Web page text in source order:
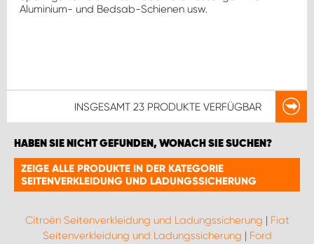
Aluminium- und Bedsab-Schienen usw.
INSGESAMT 23 PRODUKTE VERFÜGBAR
HABEN SIE NICHT GEFUNDEN, WONACH SIE SUCHEN?
ZEIGE ALLE PRODUKTE IN DER KATEGORIE
SEITENVERKLEIDUNG UND LADUNGSSICHERUNG
Citroën Seitenverkleidung und Ladungssicherung | Fiat
Seitenverkleidung und Ladungssicherung | Ford